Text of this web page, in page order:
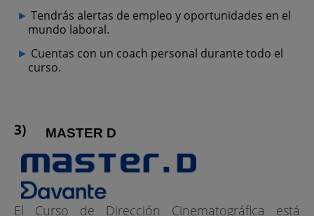
Tendrás alertas de empleo y oportunidades en el
mundo laboral.
Cuentas con un coach personal durante todo el
curso.
MASTER D
El Curso de Dirección Cinematográfica está